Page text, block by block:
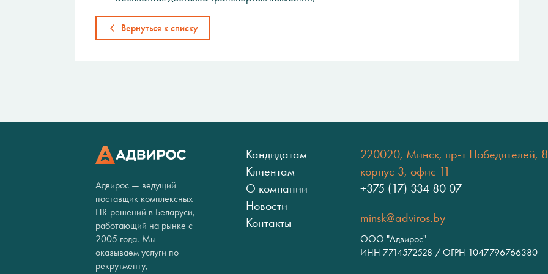
Вернуться к списку
Адвирос — ведущий
поставщик комплексных
HR-решений в Беларуси,
работающий на рынке с
2005 года. Мы
оказываем услуги по
рекрутменту,
Кандидатам
Клиентам
О компании
Новости
Контакты
220020, Минск, пр-т Победителей,
корпус 3, офис 11
+375 (17) 334 80 07
minsk@adviros.by
ООО "Адвирос"
ИНН 7714572528 / ОГРН 1047796766380